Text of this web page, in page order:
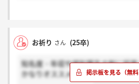
お祈り さん (25卒)
知名度・年収や福利厚生の割に採用
かなりオススメです。